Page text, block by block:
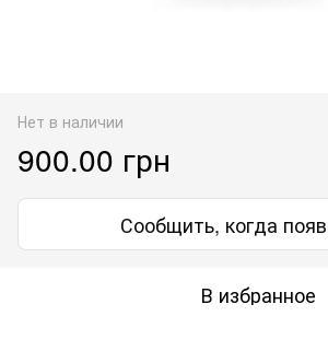
Нет в наличии
900.00 грн
Сообщить, когда
В избранное